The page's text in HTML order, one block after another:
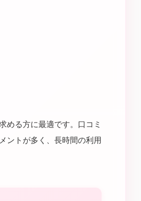
める方に最適です。口コミ
ントが多く、長時間の利用